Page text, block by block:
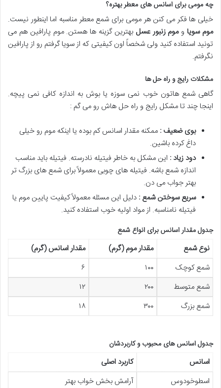
چه مومی برای اسانس های معطر بهتره؟
خیلی ها فکر می کنن هر مومی برای شمع معطر مناسبه اما اینطور نیست.
موم سویاوموم زنبور عسل بهترین گزینه ها هستن. موم پارافین هم می
تونید استفاده کنید ولی شخصاً اون کیفیتی که از سویا گرفتم رو از پارافین
نگرفتم.
مشکلات رایج و راه حل ها
گاهی شمع هاتون خوب نمی سوزه یا بوش به اندازه کافی نمی پیچه.
اینجا چند تا مشکل رایج و راه حل هاش رو می گم :
بوی ضعیف : ممکنه مقدار اسانس کم بوده یا اینکه موم رو خیلی
داغ کرده باشین.
دود زیاد : این مشکل به خاطر فیتیله نادرسته. فیتیله باید مناسب
اندازه شمع باشه. فیتیله های چوبی معمولاً برای شمع های بزرگ تر
بهتر جواب می دن.
سریع سوختن شمع : دلیل این مسئله معمولاً کیفیت پایین موم یا
فیتیله نامناسبه. از مواد اولیه خوب استفاده کنید.
جدول مقدار اسانس برای انواع شمع
نوع شمع مقدار موم (گرم)
مقدار اسانس (گرم)
شمع کوچک
۱۰۰
۶
شمع متوسط
۲۰۰
۱۲
شمع بزرگ
۳۰۰ ۱۸
جدول اسانس های محبوب و کاربردشان
اسانس
کاربرد اصلی
اسطوخودوس
آرامش بخش خواب بهتر